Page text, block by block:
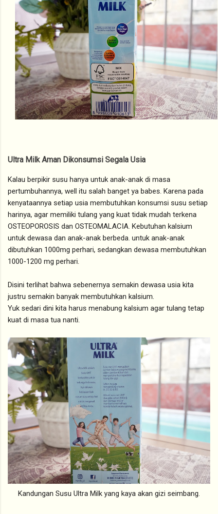
Ultra Milk Aman Dikonsumsi Segala Usia
Kalau berpikir susu hanya untuk anak-anak di masa
pertumbuhannya, well itu salah banget ya babes. Karena pada
kenyataannya setiap usia membutuhkan konsumsi susu setiap
harinya, agar memiliki tulang yang kuat tidak mudah terkena
OSTEOPOROSIS dan OSTEOMALACIA. Kebutuhan kalsium
untuk dewasa dan anak-anak berbeda. untuk anak-anak
dibutuhkan 1000mg perhari, sedangkan dewasa membutuhkan
1000-1200 mg perhari.
Disini terlihat bahwa sebenernya semakin dewasa usia kita
justru semakin banyak membutuhkan kalsium.
Yuk sedari dini kita harus menabung kalsium agar tulang tetap
kuat di masa tua nanti.
Kandungan Susu Ultra Milk yang kaya akan gizi seimbang.